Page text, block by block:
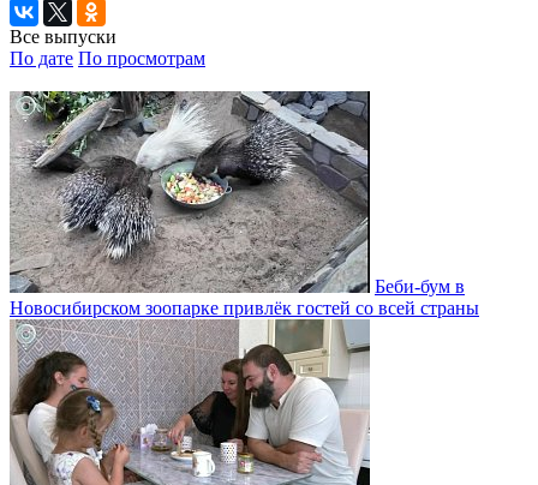
Все выпуски
По дате По просмотрам
Беби-бум в
Новосибирском зоопарке привлёк гостей со всей страны